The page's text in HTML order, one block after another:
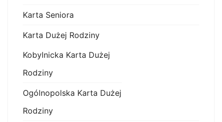
Karta Seniora
Karta Dużej Rodziny
Kobylnicka Karta Dużej
Rodziny
Ogólnopolska Karta Dużej
Rodziny